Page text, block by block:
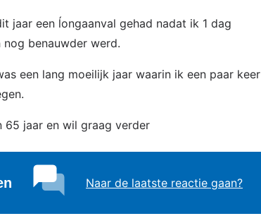
jaar een ĺongaanval gehad nadat ik 1 dag
benauwder werd.
een lang moeilijk jaar waarin ik een paar keer
jaar en wil graag verder
Naar de laatste reactie gaan?